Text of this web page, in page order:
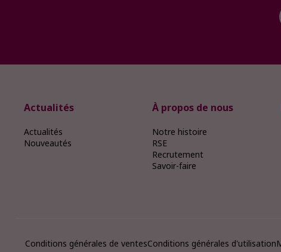
Actualités
Actualités
Nouveautés
À propos de nous
Notre histoire
RSE
Recrutement
Savoir-faire
Conditions générales de ventesConditions générales d'utilisation